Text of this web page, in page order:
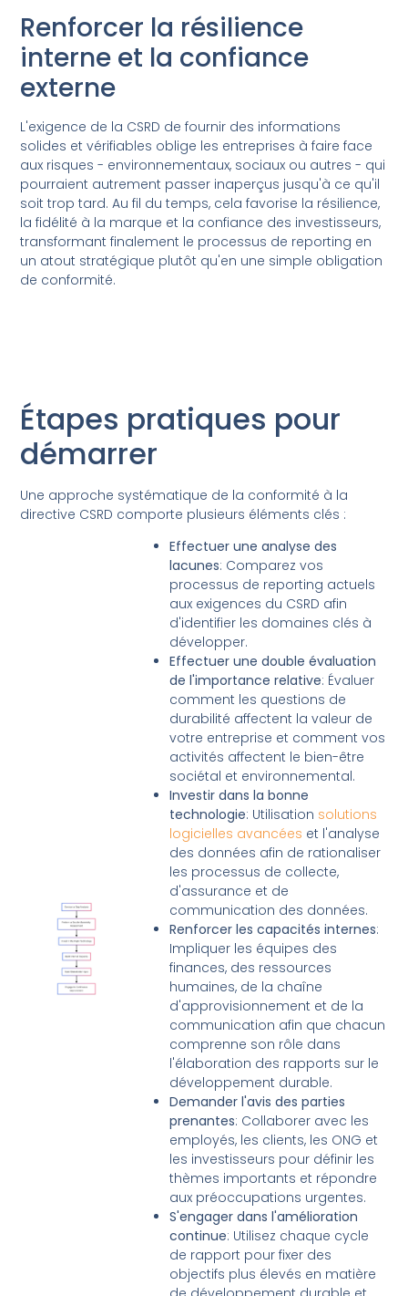
Renforcer la résilience
interne et la confiance
externe
L'exigence de la CSRD de fournir des informations
solides et vérifiables oblige les entreprises à faire face
aux risques - environnementaux, sociaux ou autres - qui
pourraient autrement passer inaperçus jusqu'à ce qu'il
soit trop tard. Au fil du temps, cela favorise la résilience,
la fidélité à la marque et la confiance des investisseurs,
transformant finalement le processus de reporting en
un atout stratégique plutôt qu'en une simple obligation
de conformité.
Étapes pratiques pour
démarrer
Une approche systématique de la conformité à la
directive CSRD comporte plusieurs éléments clés :
Effectuer une analyse des
lacunes: Comparez vos
processus de reporting actuels
aux exigences du CSRD afin
d'identifier les domaines clés à
développer.
Effectuer une double évaluation
de l'importance relative: Évaluer
comment les questions de
durabilité affectent la valeur de
votre entreprise et comment vos
activités affectent le bien-être
sociétal et environnemental.
Investir dans la bonne
technologie: Utilisation solutions
logicielles avancées et l'analyse
des données afin de rationaliser
les processus de collecte,
d'assurance et de
communication des données.
Renforcer les capacités internes:
Impliquer les équipes des
finances, des ressources
humaines, de la chaîne
d'approvisionnement et de la
communication afin que chacun
comprenne son rôle dans
l'élaboration des rapports sur le
développement durable.
Demander l'avis des parties
prenantes: Collaborer avec les
employés, les clients, les ONG et
les investisseurs pour définir les
thèmes importants et répondre
aux préoccupations urgentes.
S'engager dans l'amélioration
continue: Utilisez chaque cycle
de rapport pour fixer des
objectifs plus élevés en matière